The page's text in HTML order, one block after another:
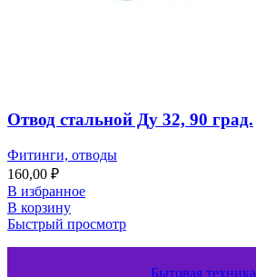
Отвод стальной Ду 32, 90 град.
Фитинги, отводы
160,00 ₽
В избранное
В корзину
Быстрый просмотр
Бытовая техника